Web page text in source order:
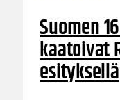
Suomen
kaatoivat
esityksellä